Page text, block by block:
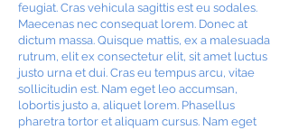
feugiat. Cras vehicula sagittis est eu sodales.
Maecenas nec consequat lorem. Donec at
dictum massa. Quisque mattis, ex a malesuada
rutrum, elit ex consectetur elit, sit amet luctus
justo urna et dui. Cras eu tempus arcu, vitae
sollicitudin est. Nam eget leo accumsan,
lobortis justo a, aliquet lorem. Phasellus
pharetra tortor et aliquam cursus. Nam eget